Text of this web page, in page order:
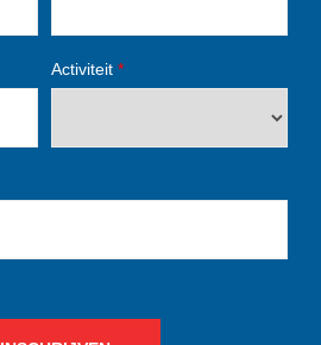
Activiteit *